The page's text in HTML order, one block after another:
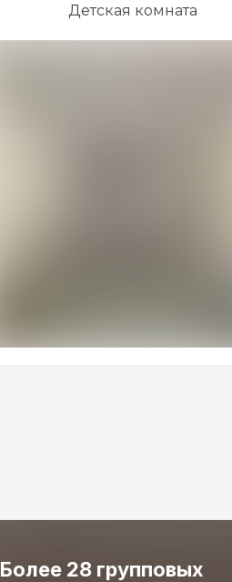
Детская комната
Более 28 групповых